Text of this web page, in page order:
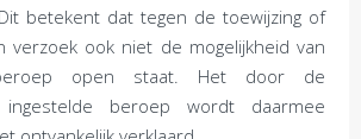
betekent dat tegen de toewijzing of
verzoek ook niet de mogelijkheid van
open staat. Het door de
ingestelde beroep wordt daarmee